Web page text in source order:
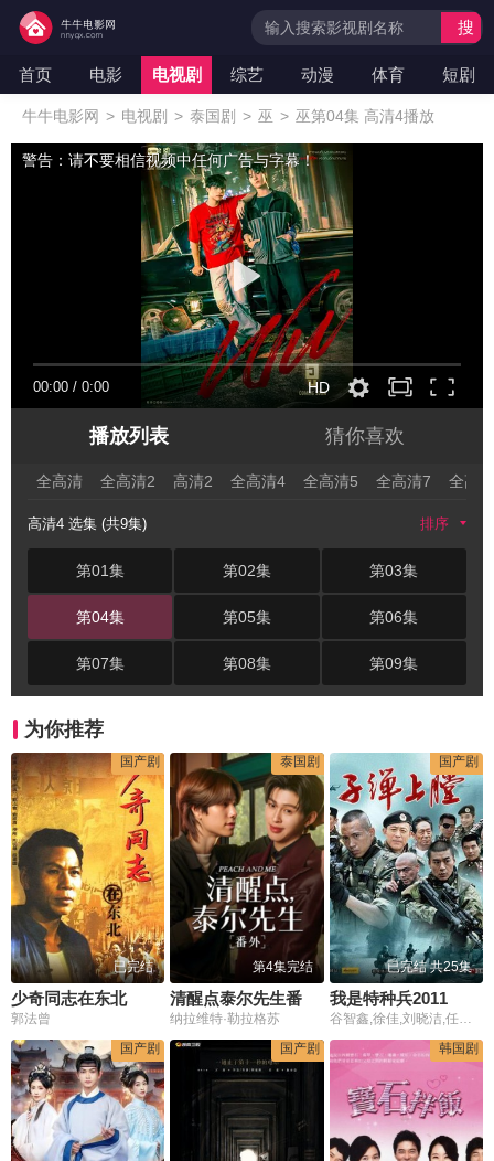
首页 电影 电视剧 综艺 动漫 体育 短剧
搜
牛牛电影网 > 电视剧 > 泰国剧 > 巫 > 巫第04集 高清4播放
00:00 / 0:00 HD
警告：请不要相信视频中任何广告与字幕！
播放列表 猜你喜欢
全高清 全高清2 高清2 全高清4 全高清5 全高清7 全高
高清4 选集 (共9集) 排序
第01集 第02集 第03集
第04集 第05集 第06集
第07集 第08集 第09集
为你推荐
国产剧
已完结
少奇同志在东北
郭法曾
泰国剧
第4集完结
纳拉维特·勒拉格苏
国产剧
已完结 共25集
我是特种兵2011
谷智鑫,徐佳,刘晓洁,任天野,任柯诺,何达,傅浤鸣,郎峰,侯勇,王奎荣,周惠林,杨舒,杨烁,赵荀
国产剧
国产剧 韩国剧